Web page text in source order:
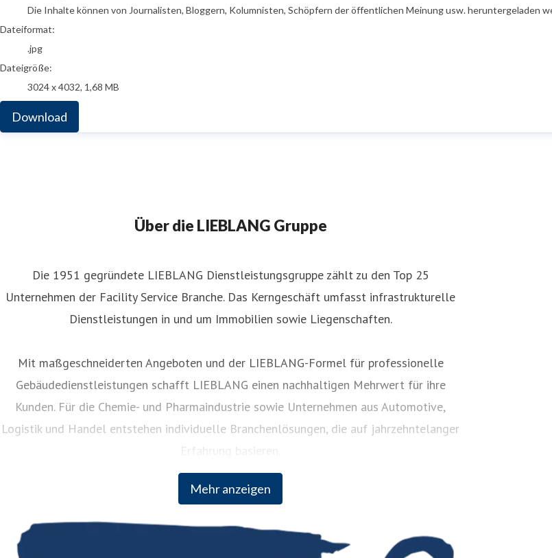
Die Inhalte können von Journalisten, Bloggern, Kolumnisten, Schöpfern der öffentlichen Meinung usw.
Dateiformat:
.jpg
Dateigröße:
3024 x 4032, 1,68 MB
Download
Über die LIEBLANG Gruppe
Mehr anzeigen
Die 1951 gegründete LIEBLANG Dienstleistungsgruppe zählt zu den Top 25
Unternehmen der Facility Service Branche. Das Kerngeschäft umfasst infrastrukturelle
Dienstleistungen in und um Immobilien sowie Liegenschaften.
Mit maßgeschneiderten Angeboten und der LIEBLANG-Formel für professionelle
Gebäudedienstleistungen schafft LIEBLANG einen nachhaltigen Mehrwert für ihre
Kunden. Für die Chemie- und Pharmaindustrie sowie Unternehmen aus Automotive,
Logistik und Handel entstehen individuelle Branchenlösungen, die auf jahrzehntelanger
Erfahrung basieren.
Rund 7.000 Mitarbeiter sind am Hauptsitz in Mannheim, an 14 Standorten und in über